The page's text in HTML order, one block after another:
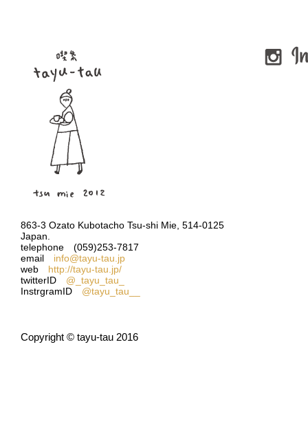
863-3 Ozato Kubotacho Tsu-shi Mie, 514-0125
Japan.
telephone (059)253-7817
email info@tayu-tau.jp
web http://tayu-tau.jp/
twitterID @_tayu_tau_
InstrgramID @tayu_tau__
Copyright © tayu-tau 2016